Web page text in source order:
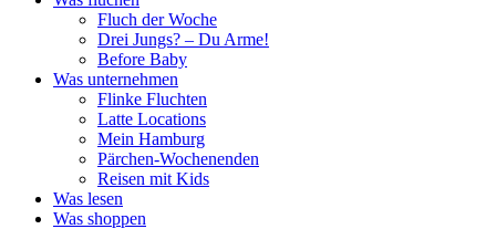
Fluch der Woche
Drei Jungs? – Du Arme!
Before Baby
Was unternehmen
Flinke Fluchten
Latte Locations
Mein Hamburg
Pärchen-Wochenenden
Reisen mit Kids
Was lesen
Was shoppen